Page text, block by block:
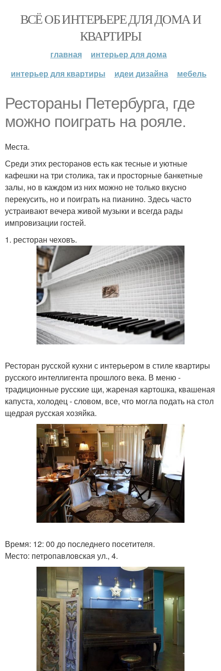
ВСЁ ОБ ИНТЕРЬЕРЕ ДЛЯ ДОМА И
КВАРТИРЫ
главная
интерьер для дома
интерьер для квартиры
идеи дизайна мебель
Рестораны Петербурга, где
можно поиграть на рояле.
Места.
Среди этих ресторанов есть как тесные и уютные
кафешки на три столика, так и просторные банкетные
залы, но в каждом из них можно не только вкусно
перекусить, но и поиграть на пианино. Здесь часто
устраивают вечера живой музыки и всегда рады
импровизации гостей.
1. ресторан чеховъ.
Ресторан русской кухни с интерьером в стиле квартиры
русского интеллигента прошлого века. В меню -
традиционные русские щи, жареная картошка, квашеная
капуста, холодец - словом, все, что могла подать на стол
щедрая русская хозяйка.
Время: 12: 00 до последнего посетителя.
Место: петропавловская ул., 4.